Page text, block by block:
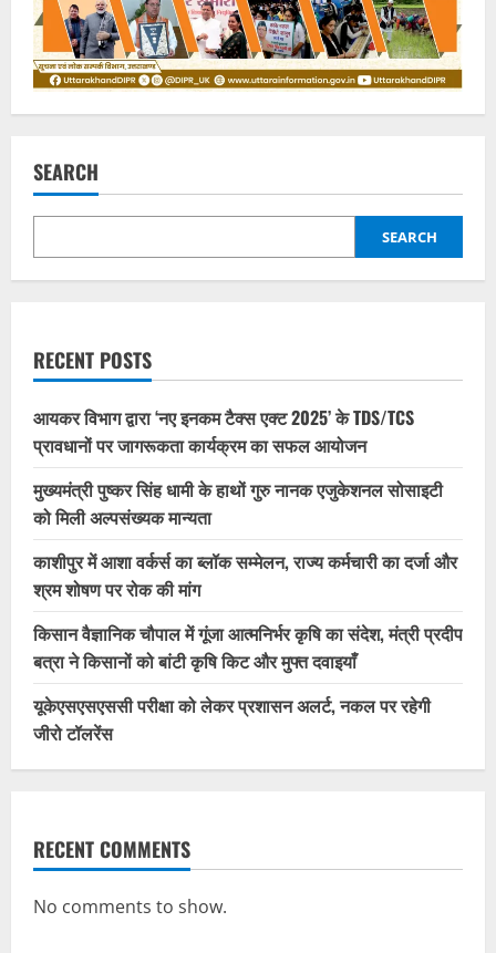
SEARCH
SEARCH
RECENT POSTS
आयकर विभाग द्वारा ‘नए इनकम टैक्स एक्ट 2025’ के TDS/TCS
प्रावधानों पर जागरूकता कार्यक्रम का सफल आयोजन
मुख्यमंत्री पुष्कर सिंह धामी के हाथों गुरु नानक एजुकेशनल सोसाइटी
को मिली अल्पसंख्यक मान्यता
काशीपुर में आशा वर्कर्स का ब्लॉक सम्मेलन, राज्य कर्मचारी का दर्जा और
श्रम शोषण पर रोक की मांग
किसान वैज्ञानिक चौपाल में गूंजा आत्मनिर्भर कृषि का संदेश, मंत्री प्रदीप
बत्रा ने किसानों को बांटी कृषि किट और मुफ्त दवाइयाँ
यूकेएसएसएससी परीक्षा को लेकर प्रशासन अलर्ट, नकल पर रहेगी
जीरो टॉलरेंस
RECENT COMMENTS
No comments to show.